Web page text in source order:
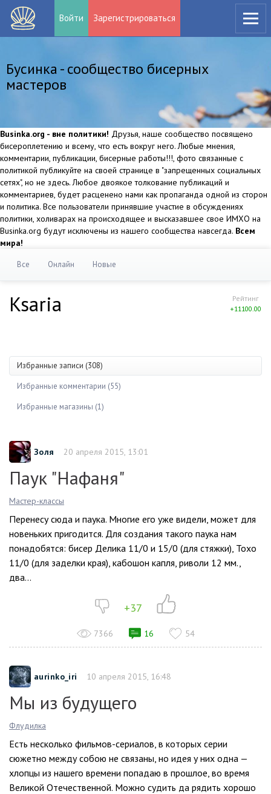
Войти Зарегистрироваться
Бусинка - сообщество бисерных
мастеров
Businka.org - вне политики! Друзья, наше сообщество посвящено
бисероплетению и всему, что есть вокруг него. Любые мнения,
комментарии, публикации, бисерные работы!!!, фото связанные с
политикой публикуйте на своей странице в "запрещенных социальных
сетях", но не здесь. Любое двоякое толкование публикаций и
комментариев, будет расценено нами как пропаганда одной из сторон
и политика. Все пользователи принявшие участие в обсуждениях
политики, холиварах на происходящее и высказавшее свое ИМХО на
Businka.org будут исключены из нашего сообщества навсегда. Всем
мира!
Все Онлайн Новые
Рейтинг
+11100.00
Ksaria
Избранные записи (308)
Избранные комментарии (55)
Избранные магазины (1)
Золя 20 апреля 2015, 13:01
Паук "Нафаня"
Мастер-классы
Перенесу сюда и паука. Многие его уже видели, может для
новеньких пригодится. Для создания такого паука нам
понадобятся: бисер Делика 11/0 и 15/0 (для стяжки), Тохо
11/0 (для заделки края), кабошон капля, риволи 12 мм.,
два...
+37
7366 16 54
aurinko_iri 10 апреля 2015, 16:48
Мы из будущего
Флудилка
Есть несколько фильмов-сериалов, в которых серии
сюжетно между собою не связаны, но идея у них одна —
хлопцы из нашего времени попадаю в прошлое, во время
Великой Отечественной. Можно судить да рядить хорошо